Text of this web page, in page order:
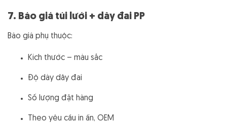
7. Báo giá túi lưới + dây đai PP
Báo giá phụ thuộc:
Kích thước – màu sắc
Độ dày dây đai
Số lượng đặt hàng
Theo yêu cầu in ấn, OEM